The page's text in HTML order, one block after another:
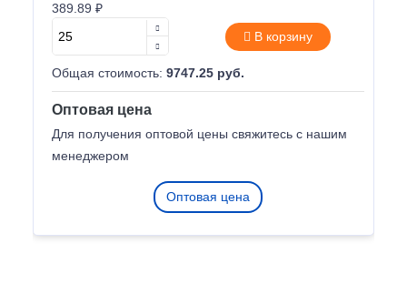
389.89 ₽
В корзину
Общая стоимость: 9747.25 руб.
Оптовая цена
Для получения оптовой цены свяжитесь с нашим
менеджером
Оптовая цена